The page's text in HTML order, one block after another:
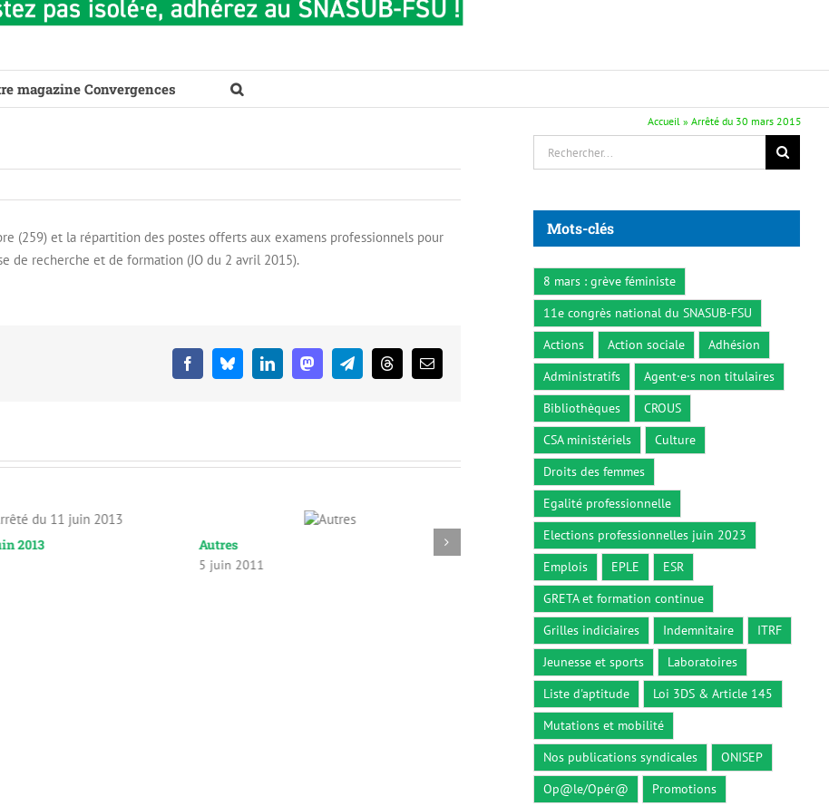
magazine Convergences
Accueil » Arrêté du 30 mars 2015
(259) et la répartition des postes offerts aux examens professionnels pour
de recherche et de formation (JO du 2 avril 2015).
FacebookBlueskyLinkedInMastodonTelegramThreadsEmail
2013 Autres
5 juin 2011
Circulaire du 26 décembre 2018
26 décembre 2018
Rechercher:
Mots-clés
8 mars : grève féministe
11e congrès national du SNASUB-FSU
Actions
Action sociale
Adhésion
Administratifs
Agent·e·s non titulaires
Bibliothèques
CROUS
CSA ministériels
Culture
Droits des femmes
Egalité professionnelle
Elections professionnelles juin 2023
Emplois
EPLE
ESR
GRETA et formation continue
Grilles indiciaires
Indemnitaire
ITRF
Jeunesse et sports
Laboratoires
Liste d'aptitude
Loi 3DS & Article 145
Mutations et mobilité
Nos publications syndicales
ONISEP
Op@le/Opér@
Promotions